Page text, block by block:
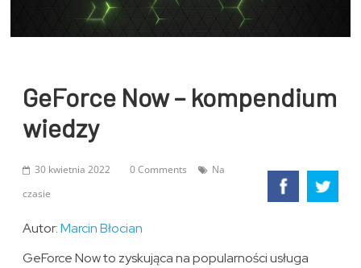
GeForce Now – kompendium
wiedzy
30 kwietnia 2022 0 Comments
Na
czasie
Autor:Marcin Błocian
GeForce Now to zyskująca na popularności usługa